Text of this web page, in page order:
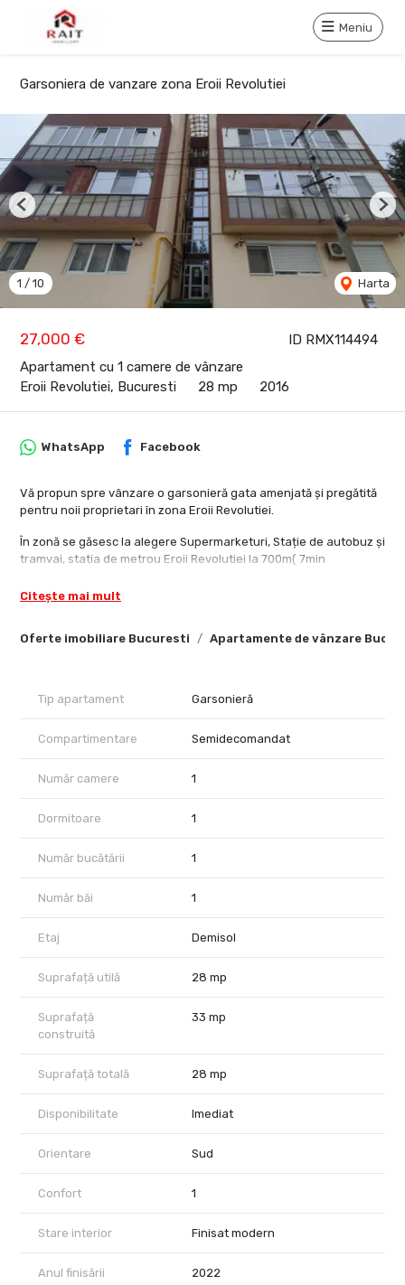
Meniu
Garsoniera de vanzare zona Eroii Revolutiei
ID RMX114494
27,000 €
Apartament cu 1 camere de vânzare
Eroii Revolutiei, Bucuresti
28 mp 2016
1 / 10 Harta
Previous
Oferte imobiliare Bucuresti Apartamente de vânzare
WhatsApp Facebook
Vă propun spre vânzare o garsonieră gata amenjată și pregătită
pentru noii proprietari în zona Eroii Revolutiei.
În zonă se găsesc la alegere Supermarketuri, Stație de autobuz și
tramvai, statia de metrou Eroii Revolutiei la 700m( 7min
Garsoniera se vinde partial mobilata, dar complet utilata cu
Citește mai mult
Tip apartament Garsonieră
Compartimentare Semidecomandat
Număr camere 1
Dormitoare 1
Număr bucătării 1
Număr băi 1
Etaj Demisol
Suprafață utilă 28 mp
Suprafață
construită
33 mp
Suprafață totală 28 mp
Disponibilitate Imediat
Orientare Sud
Confort 1
Stare interior Finisat modern
Anul finisării 2022